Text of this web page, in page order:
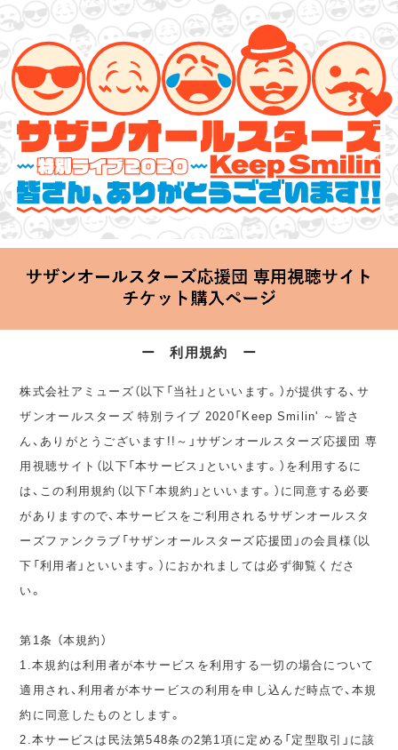
サザンオールスターズ 特別ライブ 2020
2020.06.25 Thu 20:00 Start at 横浜アリーナ
ー 利用規約 ー
株式会社アミューズ（以下「当社」といいます。）が提供する、サ
ザンオールスターズ 特別ライブ 2020「Keep Smilin' ～皆さ
ん、ありがとうございます!!～」サザンオールスターズ応援団 専
用視聴サイト（以下「本サービス」といいます。）を利用するに
は、この利用規約（以下「本規約」といいます。）に同意する必要
がありますので、本サービスをご利用されるサザンオールスタ
ーズファンクラブ「サザンオールスターズ応援団」の会員様（以
下「利用者」といいます。）におかれましては必ず御覧くださ
い。
第1条 （本規約）
1.本規約は利用者が本サービスを利用する一切の場合について
適用され、利用者が本サービスの利用を申し込んだ時点で、本規
約に同意したものとします。
2.本サービスは民法第548条の2第1項に定める「定型取引」に該